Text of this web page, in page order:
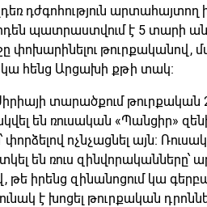
դժգոհություն արտահայտող
պատրաստվում է 5 տարի
փոխարինելու թուրքականով,
հենց Արցախի քթի տակ։
տարածքում թուրքական
են ռուսական «Պանցիր»
ոչնչացնել այն։
են ռուս զինվորականները՝
թե իրենց զինանոցում կա
է խոցել թուրքական